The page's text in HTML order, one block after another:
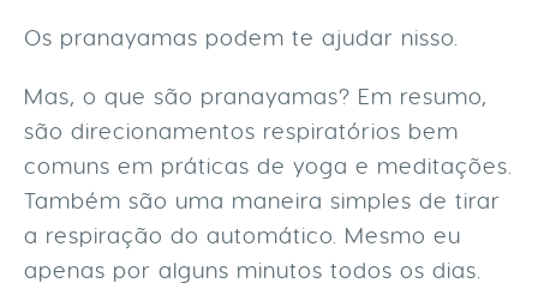
Os pranayamas podem te ajudar nisso.
Mas, o que são pranayamas? Em resumo,
são direcionamentos respiratórios bem
comuns em práticas de yoga e meditações.
Também são uma maneira simples de tirar
a respiração do automático. Mesmo eu
apenas por alguns minutos todos os dias.